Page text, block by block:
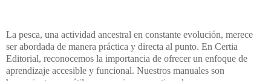
La pesca, una actividad ancestral en constante evolución, merece
ser abordada de manera práctica y directa al punto. En Certia
Editorial, reconocemos la importancia de ofrecer un enfoque de
aprendizaje accesible y funcional. Nuestros manuales son